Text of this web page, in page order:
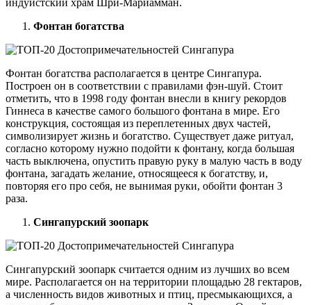
индуистский храм Шри-Мариамман.
Фонтан богатства
Фонтан богатства располагается в центре Сингапура.
Построен он в соответствии с правилами фэн-шуй. Стоит
отметить, что в 1998 году фонтан внесли в книгу рекордов
Гиннеса в качестве самого большого фонтана в мире. Его
конструкция, состоящая из переплетенных двух частей,
символизирует жизнь и богатство. Существует даже ритуал,
согласно которому нужно подойти к фонтану, когда большая
часть выключена, опустить правую руку в малую часть в воду
фонтана, загадать желание, относящееся к богатству, и,
повторяя его про себя, не вынимая руки, обойти фонтан 3
раза.
Сингапурский зоопарк
Сингапурский зоопарк считается одним из лучших во всем
мире. Располагается он на территории площадью 28 гектаров,
а численность видов животных и птиц, пресмыкающихся, а